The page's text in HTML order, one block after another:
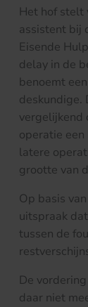
Het hof stelt
assistent bij
Eisende
delay in de
benoemt
deskundige.
vergelijkend
operatie
latere
grootte van
Op basis
uitspraak
tussen de
De
daar niet